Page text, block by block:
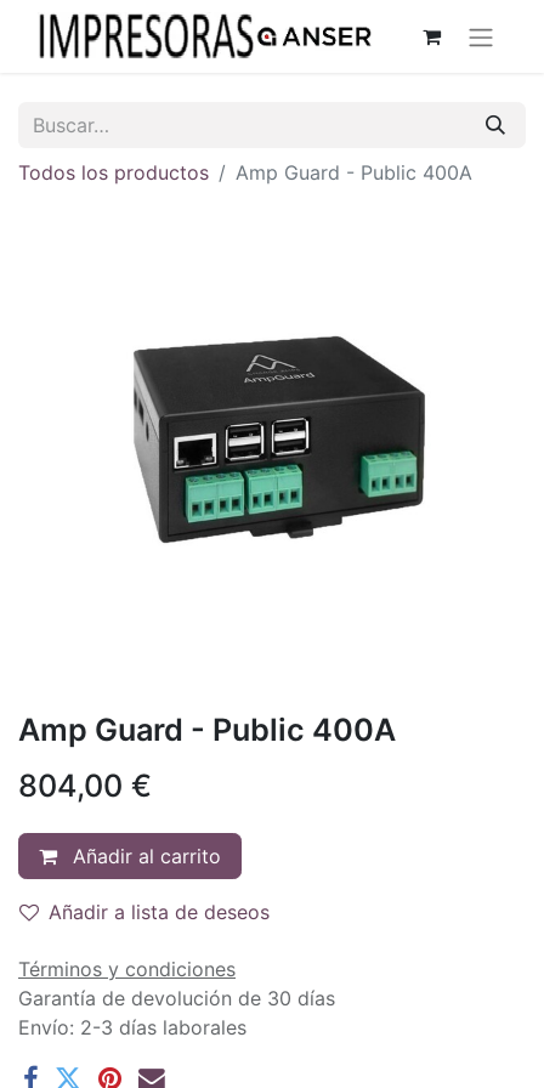
Todos los productos Amp Guard - Public 400A
Amp Guard - Public 400A
804,00 €
Añadir al carrito
Añadir a lista de deseos
Términos y condiciones
Garantía de devolución de 30 días
Envío: 2-3 días laborales